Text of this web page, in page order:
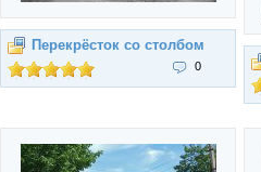
Перекрёсток со столбом
0